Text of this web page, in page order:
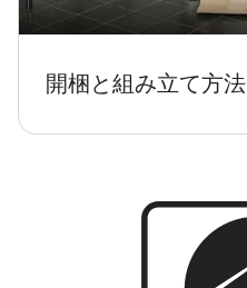
開梱と組み立て方法